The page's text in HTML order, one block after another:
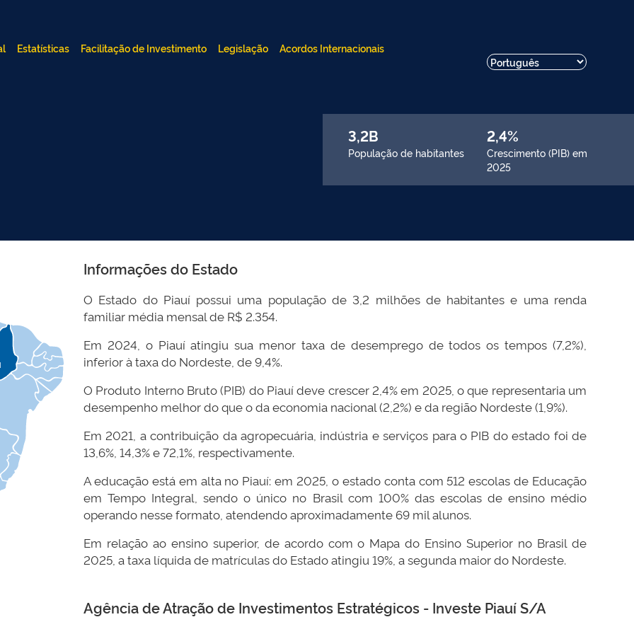
Estatísticas Facilitação de Investimento Legislação Acordos Internacionais
3,2B 2,4%
População de habitantes
Crescimento (PIB) em
2025
Informações do Estado
O Estado do Piauí possui uma população de 3,2 milhões de habitantes e uma renda
familiar média mensal de R$ 2.354.
Em 2024, o Piauí atingiu sua menor taxa de desemprego de todos os tempos (7,2%),
inferior à taxa do Nordeste, de 9,4%.
O Produto Interno Bruto (PIB) do Piauí deve crescer 2,4% em 2025, o que representaria um
desempenho melhor do que o da economia nacional (2,2%) e da região Nordeste (1,9%).
Em 2021, a contribuição da agropecuária, indústria e serviços para o PIB do estado foi de
13,6%, 14,3% e 72,1%, respectivamente.
A educação está em alta no Piauí: em 2025, o estado conta com 512 escolas de Educação
em Tempo Integral, sendo o único no Brasil com 100% das escolas de ensino médio
operando nesse formato, atendendo aproximadamente 69 mil alunos.
Em relação ao ensino superior, de acordo com o Mapa do Ensino Superior no Brasil de
2025, a taxa líquida de matrículas do Estado atingiu 19%, a segunda maior do Nordeste.
Agência de Atração de Investimentos Estratégicos - Investe Piauí S/A